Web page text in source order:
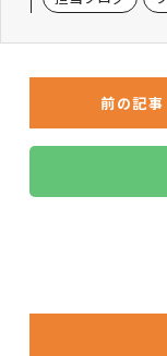
前の記事